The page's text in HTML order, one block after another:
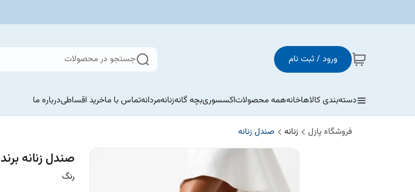
ورود / ثبت نام جستجو در محصولات
دسته‌بندی کالاهاخانههمه محصولاتاکسسوریبچه گانهزنانهمردانهتماس با ماخرید اقساطیدرباره ما
فروشگاه پازل زنانه صندل زنانه
صندل زنانه برند
رنگ